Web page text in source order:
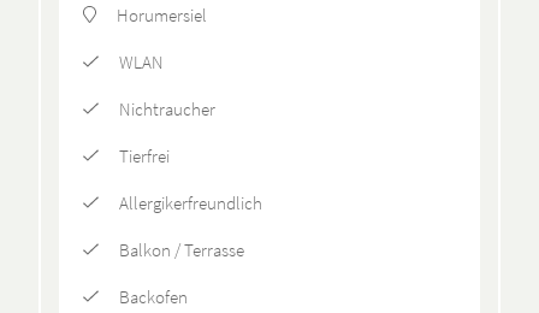
Horumersiel
WLAN
Nichtraucher
Tierfrei
Allergikerfreundlich
Balkon / Terrasse
Backofen